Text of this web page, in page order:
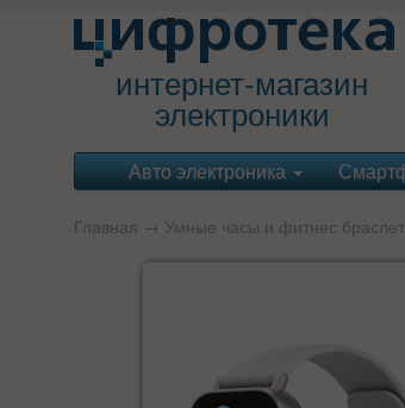
интернет-магазин
электроники
Авто электроника
Главная → Умные часы и фитнес